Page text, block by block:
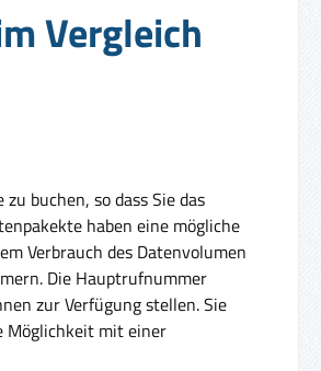
Vergleich
buchen, so dass Sie das
haben eine mögliche
Verbrauch des Datenvolumen
Die Hauptrufnummer
zur Verfügung stellen. Sie
Möglichkeit mit einer